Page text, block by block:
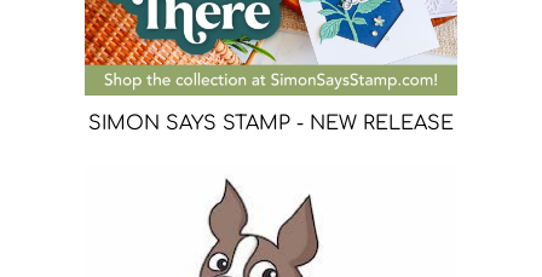
SIMON SAYS STAMP - NEW RELEASE